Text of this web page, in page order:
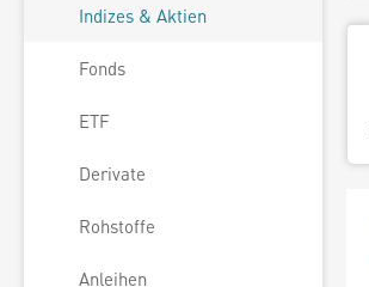
Indizes & Aktien
Fonds
ETF
Derivate
Rohstoffe
Anleihen